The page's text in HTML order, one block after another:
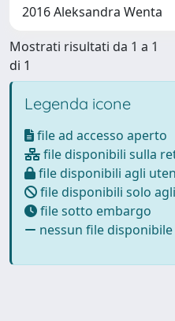
2016 Aleksandra Wenta
Mostrati risultati da 1 a 1
di 1
Legenda icone
file ad accesso aperto
file disponibili sulla
file disponibili agli
file disponibili solo
file sotto embargo
nessun file disponibile